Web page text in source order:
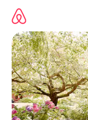
kwenda
kwenye
maudhui